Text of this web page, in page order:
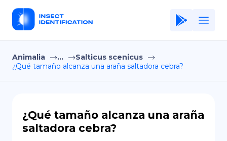
Home
Application
Terms of Use
Privacy Policy
Animalia ...
Salticus scenicus
¿Qué tamaño alcanza una araña saltadora cebra?
¿Qué tamaño alcanza una araña
saltadora cebra?